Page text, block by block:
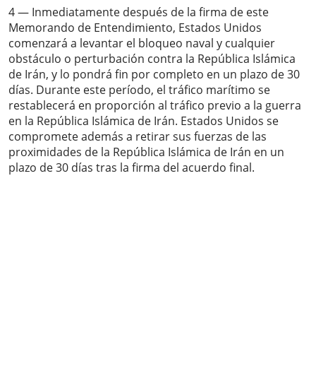
4 — Inmediatamente después de la firma de este
Memorando de Entendimiento, Estados Unidos
comenzará a levantar el bloqueo naval y cualquier
obstáculo o perturbación contra la República Islámica
de Irán, y lo pondrá fin por completo en un plazo de 30
días. Durante este período, el tráfico marítimo se
restablecerá en proporción al tráfico previo a la guerra
en la República Islámica de Irán. Estados Unidos se
compromete además a retirar sus fuerzas de las
proximidades de la República Islámica de Irán en un
plazo de 30 días tras la firma del acuerdo final.